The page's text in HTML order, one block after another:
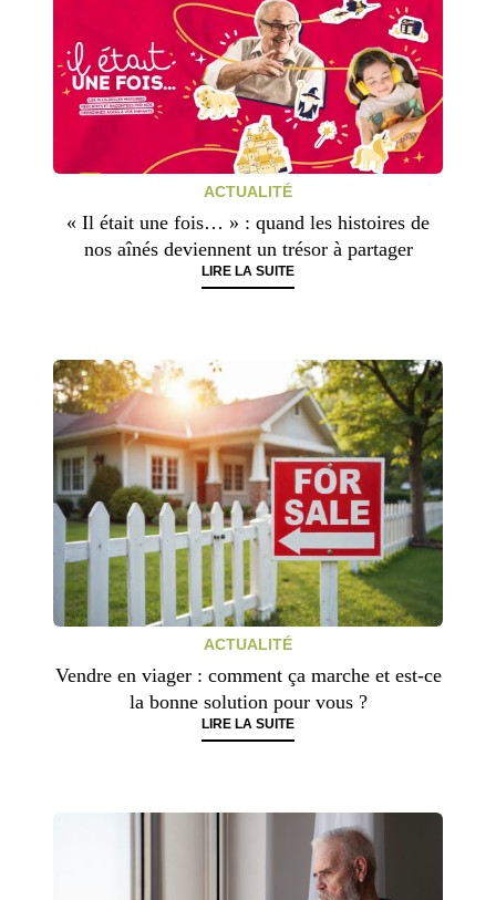
ACTUALITÉ
« Il était une fois… » : quand les histoires de
nos aînés deviennent un trésor à partager
LIRE LA SUITE
ACTUALITÉ
Vendre en viager : comment ça marche et est-ce
la bonne solution pour vous ?
LIRE LA SUITE